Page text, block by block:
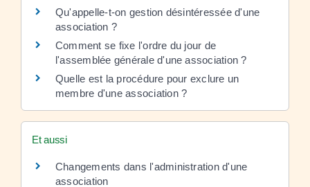
Qu'appelle-t-on gestion désintéressée d'une
association ?
Comment se fixe l'ordre du jour de
l'assemblée générale d'une association ?
Quelle est la procédure pour exclure un
membre d'une association ?
Et aussi
Changements dans l'administration d'une
association